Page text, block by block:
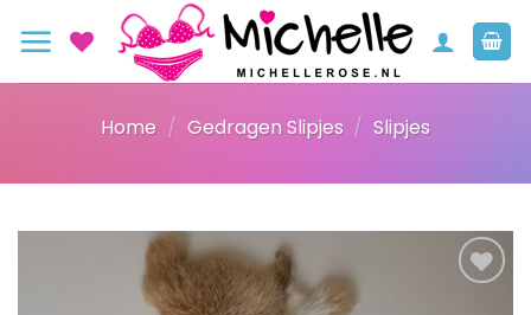
naar
Home / Gedragen Slipjes / Slipjes